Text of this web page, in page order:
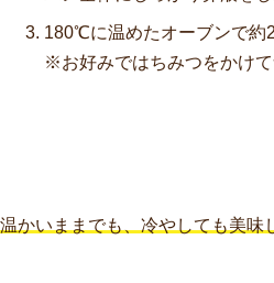
180℃に温めたオーブンで約
※お好みではちみつをかけて
温かいままでも、冷やしても美味